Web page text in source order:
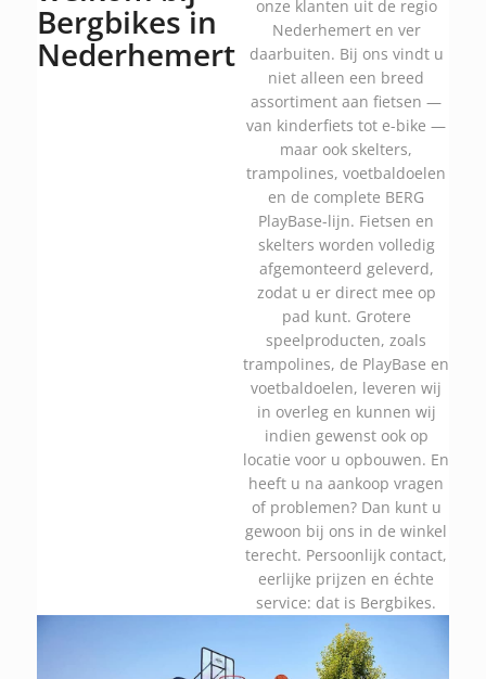
Bergbikes in
Nederhemert
onze klanten uit de regio
Nederhemert en ver
daarbuiten. Bij ons vindt u
niet alleen een breed
assortiment aan fietsen —
van kinderfiets tot e-bike —
maar ook skelters,
trampolines, voetbaldoelen
en de complete BERG
PlayBase-lijn. Fietsen en
skelters worden volledig
afgemonteerd geleverd,
zodat u er direct mee op
pad kunt. Grotere
speelproducten, zoals
trampolines, de PlayBase en
voetbaldoelen, leveren wij
in overleg en kunnen wij
indien gewenst ook op
locatie voor u opbouwen. En
heeft u na aankoop vragen
of problemen? Dan kunt u
gewoon bij ons in de winkel
terecht. Persoonlijk contact,
eerlijke prijzen en échte
service: dat is Bergbikes.